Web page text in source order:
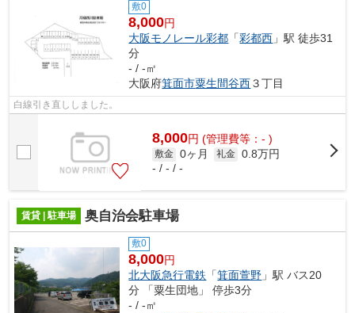
敷0
8,000円
大阪モノレール彩都 「彩都西 」駅 徒歩31
分
- / -㎡
大阪府箕面市粟生間谷西３丁目
白線引き直ししました。
8,000円 (管理費等：- )
敷金 0ヶ月 礼金 0.8万円
- / - / -
賃貸 | 駐車場 奥自治会駐車場
敷0
8,000円
北大阪急行電鉄 「箕面萱野 」駅 バス20
分 「粟生団地」 停歩3分
- / -㎡